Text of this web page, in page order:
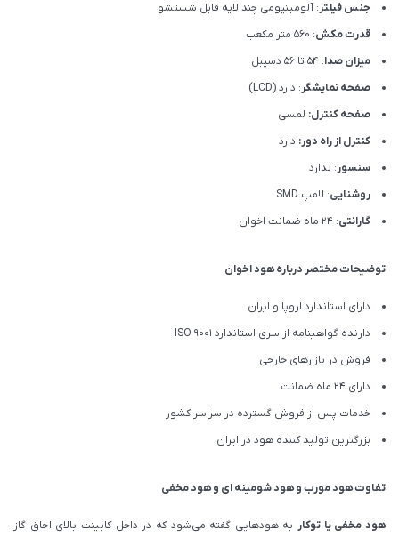
جنس فیلتر: آلومینیومی چند لایه قابل شستشو
قدرت مکش: 560 متر مکعب
میزان صدا: 54 تا 56 دسیبل
صفحه نمایشگر: دارد (LCD)
صفحه کنترل: لمسی
کنترل از راه دور: دارد
سنسور: ندارد
روشنایی: لامپ SMD
گارانتی: 24 ماه ضمانت اخوان
توضیحات مختصر درباره هود اخوان
دارای استاندارد اروپا و ایران
دارنده گواهینامه از سری استاندارد ISO 9001
فروش در بازارهای خارجی
دارای 24 ماه ضمانت
خدمات پس از فروش گسترده در سراسر کشور
بزرگترین تولید کننده هود در ایران
تفاوت هود مورب و هود شومینه ای و هود مخفی
هود مخفی یا توکاربه هودهایی گفته می‌شود که در داخل کابینت بالای اجاق گاز